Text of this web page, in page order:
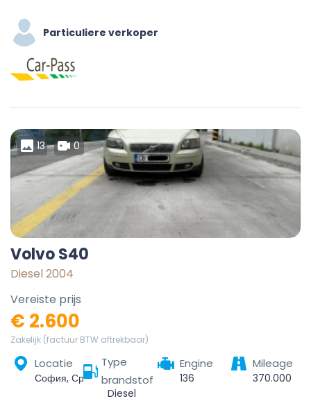
Particuliere verkoper
13 0
Volvo S40
Diesel 2004
Vereiste prijs
€ 2.600
Zakelijk (factuur BTW aftrekbaar)
Locatie
София, Средец, Столична, София-град, България
Type
brandstof
Diesel
Engine
136
Mileage
370.000